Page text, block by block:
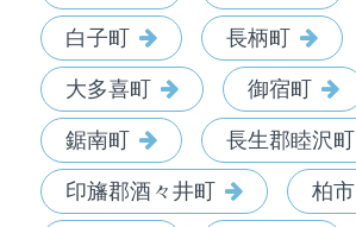
白子町 長柄町
大多喜町 御宿町
鋸南町 長生郡睦沢町
印旛郡酒々井町 柏市